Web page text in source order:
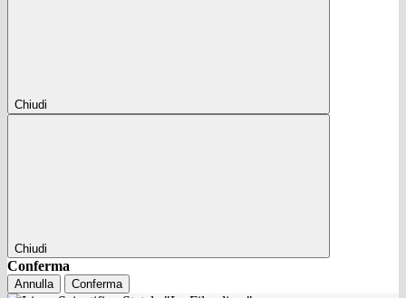
Chiudi
Chiudi
Conferma
Annulla Conferma